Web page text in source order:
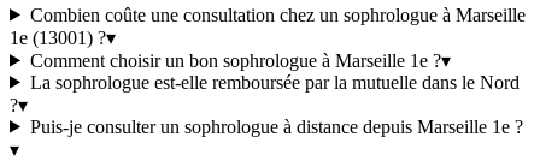
Combien coûte une consultation chez un sophrologue à Marseille
1e (13001) ?▾
Comment choisir un bon sophrologue à Marseille 1e ?▾
La sophrologue est-elle remboursée par la mutuelle dans le Nord
?▾
Puis-je consulter un sophrologue à distance depuis Marseille 1e ?
▾